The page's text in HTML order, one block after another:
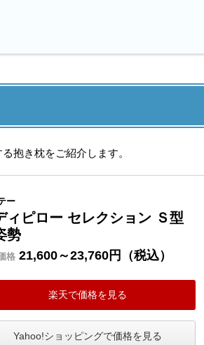
抱き枕をご紹介します。
ー
ィピロー セレクション Ｓ型
勢
格 21,600～23,760円（税込）
楽天で価格を見る
Yahoo!ショッピングで価格を見る